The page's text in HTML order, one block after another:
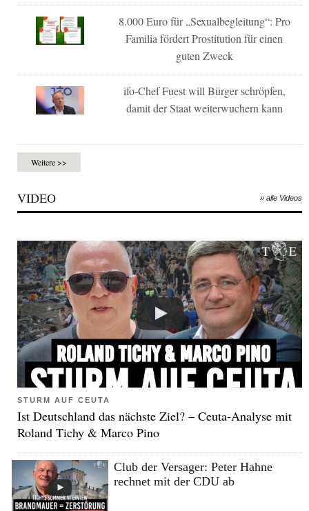
8.000 Euro für „Sexualbegleitung“: Pro
Familia fördert Prostitution für einen
guten Zweck
ifo-Chef Fuest will Bürger schröpfen,
damit der Staat weiterwuchern kann
Weitere >>
VIDEO » alle Videos
STURM AUF CEUTA
Ist Deutschland das nächste Ziel? – Ceuta-Analyse mit
Roland Tichy & Marco Pino
Club der Versager: Peter Hahne
rechnet mit der CDU ab